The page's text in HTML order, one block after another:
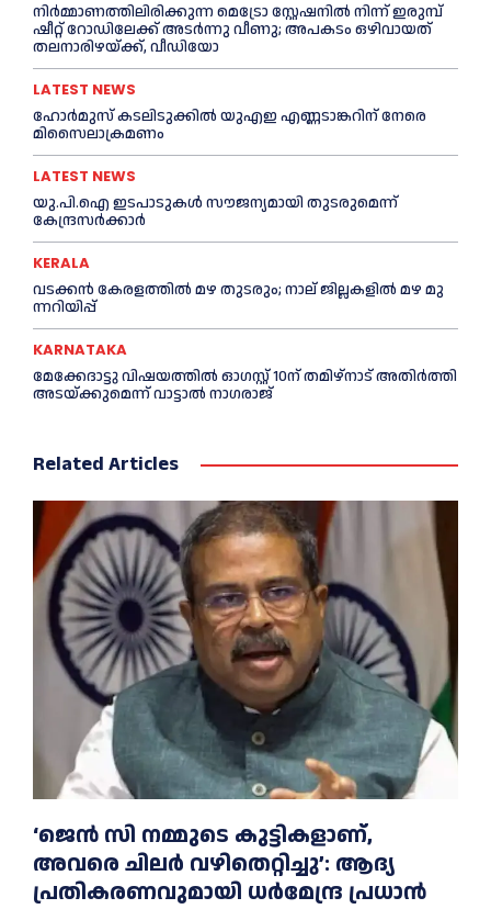
നിർമ്മാണത്തിലിരിക്കുന്ന മെട്രോ സ്റ്റേഷനിൽ നിന്ന് ഇരുമ്പ്
ഷീറ്റ് റോഡിലേക്ക് അടർന്നു വീണു; അപകടം ഒഴിവായത്
തലനാരിഴയ്ക്ക്, വീഡിയോ
LATEST NEWS
ഹോര്‍മുസ് കടലിടുക്കില്‍ യുഎഇ എണ്ണടാങ്കറിന് നേരെ
മിസൈലാക്രമണം
LATEST NEWS
യു.പി.ഐ ഇടപാടുകൾ സൗജന്യമായി തുടരുമെന്ന്
കേന്ദ്രസർക്കാർ
KERALA
വ​ട​ക്ക​ൻ കേരളത്തില്‍ മഴ തുടരും; നാ​ല് ജി​ല്ല​ക​ളി​ൽ മ​ഴ മു​
ന്ന​റി​യി​പ്പ്
KARNATAKA
മേക്കേദാട്ടു വിഷയത്തിൽ ഓഗസ്റ്റ് 10ന് തമിഴ്നാട് അതിർത്തി
അടയ്ക്കുമെന്ന് വാട്ടാൽ നാഗരാജ്
Related Articles
‘ജെൻ സി നമ്മുടെ കുട്ടികളാണ്,
അവരെ ചിലര്‍ വഴിതെറ്റിച്ചു’: ആദ്യ
പ്രതികരണവുമായി ധര്‍മേന്ദ്ര പ്രധാൻ